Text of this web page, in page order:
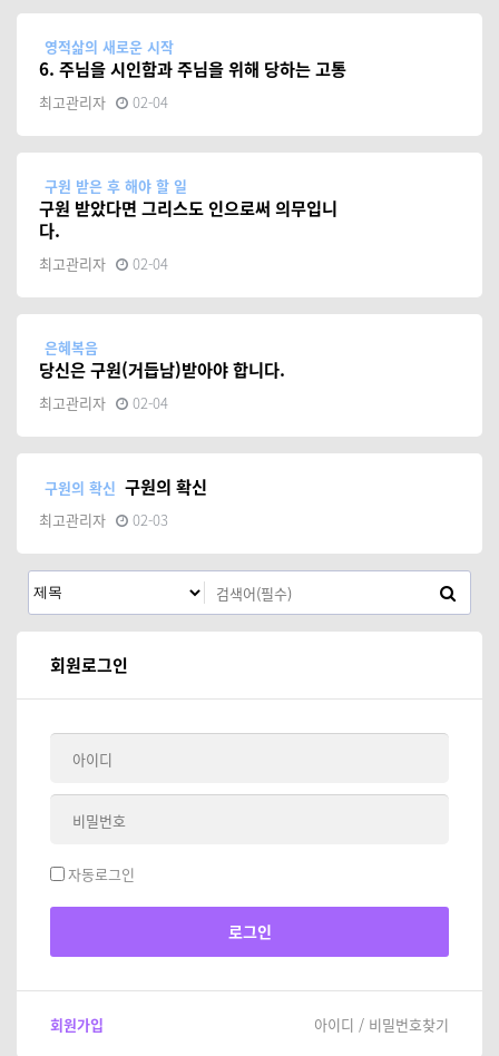
영적삶의 새로운 시작
6. 주님을 시인함과 주님을 위해 당하는 고통
최고관리자 02-04
구원 받은 후 해야 할 일
구원 받았다면 그리스도 인으로써 의무입니
다.
최고관리자 02-04
은혜복음
당신은 구원(거듭남)받아야 합니다.
최고관리자 02-04
구원의 확신 구원의 확신
최고관리자 02-03
회원로그인
자동로그인
회원가입 아이디 / 비밀번호찾기